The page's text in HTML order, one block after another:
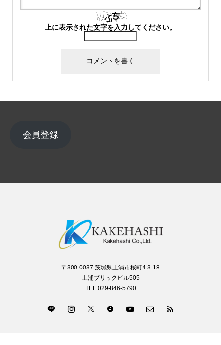
上に表示された文字を入力してください。
会員登録
〒300-0037 茨城県土浦市桜町4-3-18
土浦ブリックビル505
TEL 029-846-5790